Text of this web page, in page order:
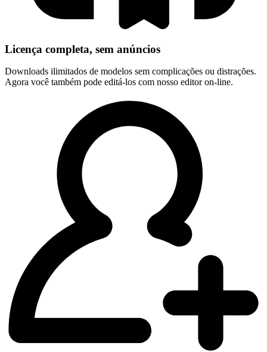
Licença completa, sem anúncios
Downloads ilimitados de modelos sem complicações ou distrações.
Agora você também pode editá-los com nosso editor on-line.